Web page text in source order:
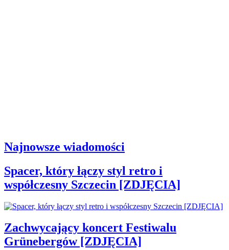
Najnowsze wiadomości
Spacer, który łączy styl retro i
współczesny Szczecin [ZDJĘCIA]
Zachwycający koncert Festiwalu
Grünebergów [ZDJĘCIA]